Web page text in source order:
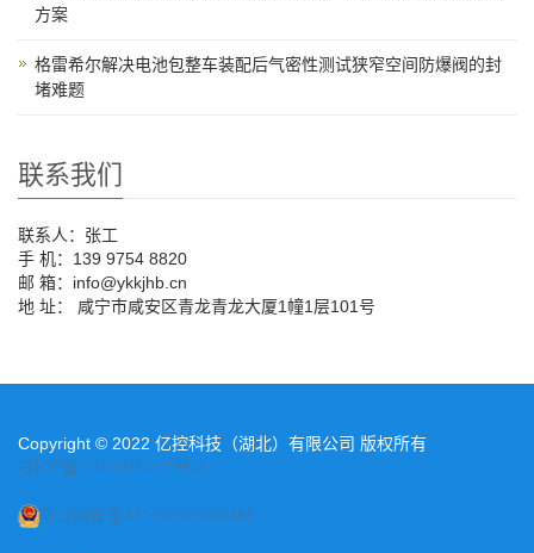
方案
格雷希尔解决电池包整车装配后气密性测试狭窄空间防爆阀的封
堵难题
联系我们
联系人：张工
手 机：139 9754 8820
邮 箱：info@ykkjhb.cn
地 址： 咸宁市咸安区青龙青龙大厦1幢1层101号
Copyright © 2022 亿控科技（湖北）有限公司 版权所有
鄂ICP备2022015221号-2
鄂公网安备42120202000485